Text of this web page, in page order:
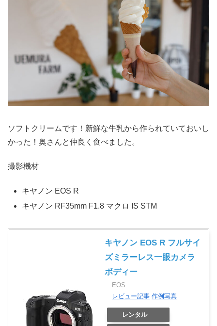
ソフトクリームです！新鮮な牛乳から作られていておいし
かった！奥さんと仲良く食べました。
撮影機材
キヤノン EOS R
キヤノン RF35mm F1.8 マクロ IS STM
キヤノン EOS R フルサイ
ズミラーレス一眼カメラ
ボディー
EOS
レビュー記事 作例写真
レンタル